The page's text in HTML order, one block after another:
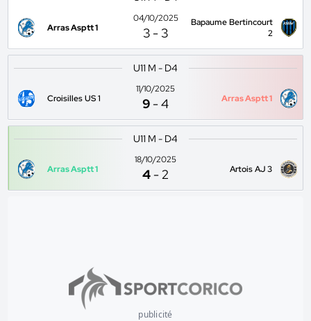
Arras Asptt 1
04/10/2025
3 - 3
Bapaume Bertincourt
2
U11 M - D4
Croisilles US 1
11/10/2025
9 -4 Arras Asptt 1
U11 M - D4
Arras Asptt 1
18/10/2025
4 -2 Artois AJ 3
publicité